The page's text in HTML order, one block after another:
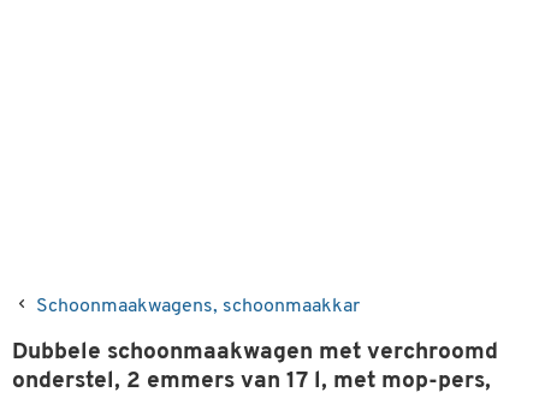
Schoonmaakwagens, schoonmaakkar
Dubbele schoonmaakwagen met verchroomd
onderstel, 2 emmers van 17 l, met mop-pers,